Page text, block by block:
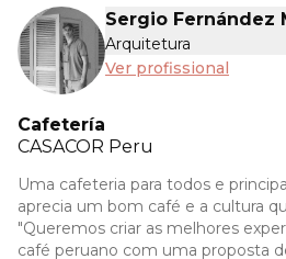
Sergio Fernández
Arquitetura
Ver profissional
Cafetería
CASACOR Peru
Uma cafeteria para todos e
aprecia um bom café e a cultura
"Queremos criar as melhores
café peruano com uma proposta